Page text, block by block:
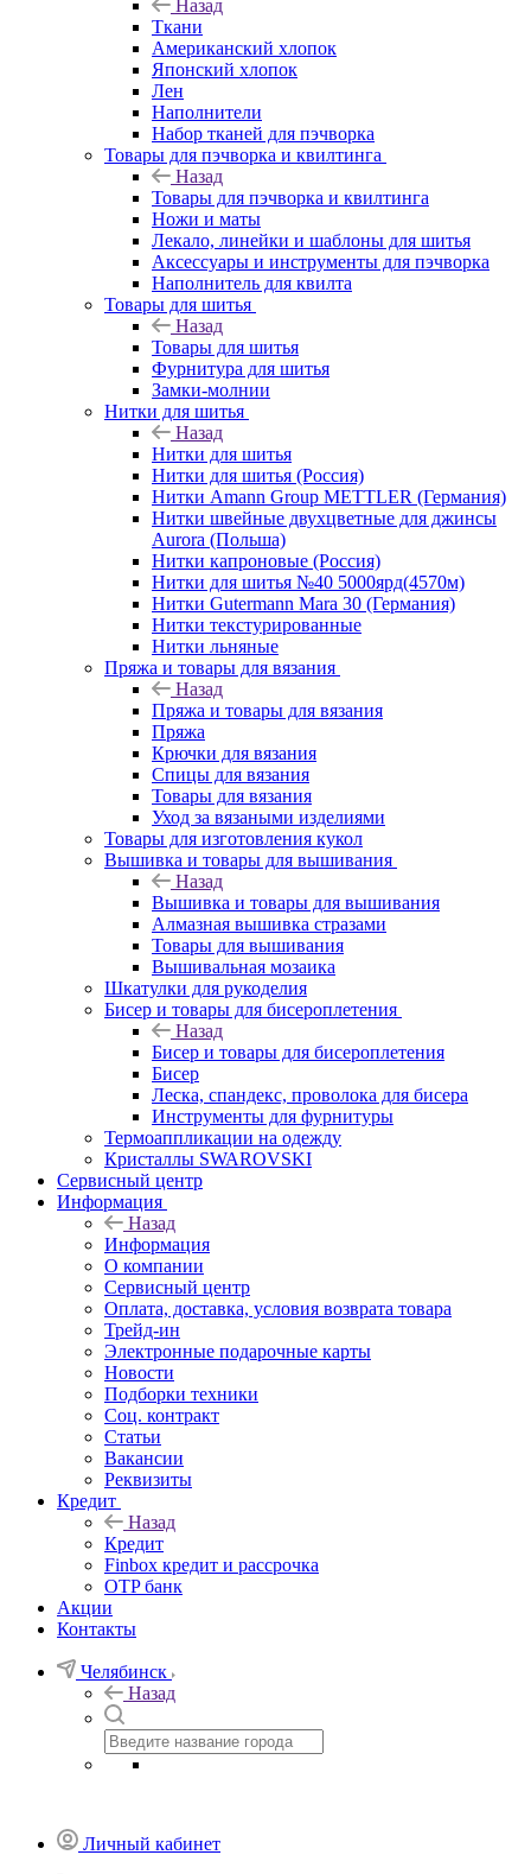
Назад
Ткани
Американский хлопок
Японский хлопок
Лен
Наполнители
Набор тканей для пэчворка
Товары для пэчворка и квилтинга
Назад
Товары для пэчворка и квилтинга
Ножи и маты
Лекало, линейки и шаблоны для шитья
Аксессуары и инструменты для пэчворка
Наполнитель для квилта
Товары для шитья
Назад
Товары для шитья
Фурнитура для шитья
Замки-молнии
Нитки для шитья
Назад
Нитки для шитья
Нитки для шитья (Россия)
Нитки Amann Group METTLER (Германия)
Нитки швейные двухцветные для джинсы
Aurora (Польша)
Нитки капроновые (Россия)
Нитки для шитья №40 5000ярд(4570м)
Нитки Gutermann Mara 30 (Германия)
Нитки текстурированные
Нитки льняные
Пряжа и товары для вязания
Назад
Пряжа и товары для вязания
Пряжа
Крючки для вязания
Спицы для вязания
Товары для вязания
Уход за вязаными изделиями
Товары для изготовления кукол
Вышивка и товары для вышивания
Назад
Вышивка и товары для вышивания
Алмазная вышивка стразами
Товары для вышивания
Вышивальная мозаика
Шкатулки для рукоделия
Бисер и товары для бисероплетения
Назад
Бисер и товары для бисероплетения
Бисер
Леска, спандекс, проволока для бисера
Инструменты для фурнитуры
Термоаппликации на одежду
Кристаллы SWAROVSKI
Сервисный центр
Информация
Назад
Информация
О компании
Сервисный центр
Оплата, доставка, условия возврата товара
Трейд-ин
Электронные подарочные карты
Новости
Подборки техники
Соц. контракт
Статьи
Вакансии
Реквизиты
Кредит
Назад
Кредит
Finbox кредит и рассрочка
OTP банк
Акции
Контакты
Челябинск
Назад
Личный кабинет